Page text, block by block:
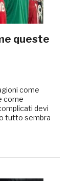
queste
come
come
devi
tutto sembra